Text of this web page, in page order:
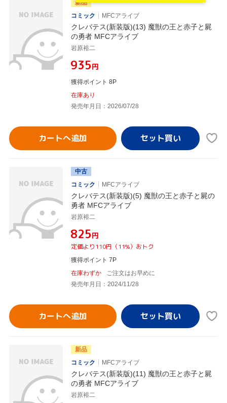
新品
コミック
MFCアライブ
クレバテス(新装版)(13) 魔獣の王と赤子と屍
の勇者 MFCアライブ
岩原裕二
¥935円
獲得ポイント 8P
在庫あり
発売年月日：2026/07/28
カートへ追加
中古
コミック
MFCアライブ
クレバテス(新装版)(5) 魔獣の王と赤子と屍の
勇者 MFCアライブ
岩原裕二
¥825円
定価より110円（11%）おトク
獲得ポイント 7P
在庫わずか
ご注文はお早めに
発売年月日：2024/11/28
カートへ追加
新品
コミック
MFCアライブ
クレバテス(新装版)(11) 魔獣の王と赤子と屍
の勇者 MFCアライブ
岩原裕二